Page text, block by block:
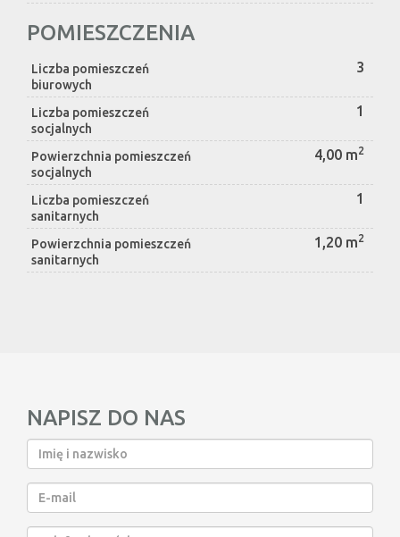
POMIESZCZENIA
Liczba pomieszczeń
biurowych
3
Liczba pomieszczeń
socjalnych
1
Powierzchnia pomieszczeń
socjalnych
4,00 m2
Liczba pomieszczeń
sanitarnych
1
Powierzchnia pomieszczeń
sanitarnych
1,20 m2
NAPISZ DO NAS